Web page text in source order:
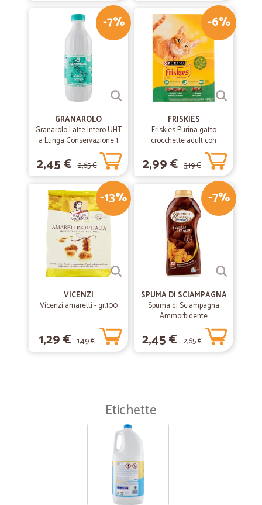
-7%
GRANAROLO
Granarolo Latte Intero UHT
a Lunga Conservazione 1
2,45 € 2,65 €
-6%
FRISKIES
Friskies Purina gatto
crocchette adult con
coniglio, pollo e verdure
scatola gr.400
2,99 € 3,19 €
-13%
VICENZI
Vicenzi amaretti - gr.100
1,29 € 1,49 €
-7%
SPUMA DI SCIAMPAGNA
Spuma di Sciampagna
Ammorbidente
Concentrato Carezza
d'Argan 600 ml
2,45 € 2,65 €
Etichette